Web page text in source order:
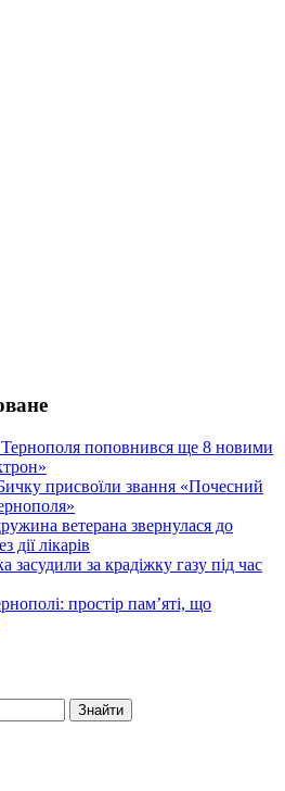
поповнився ще 8 новими
присвоїли звання «Почесний
ветерана звернулася до
дії лікарів
засудили за крадіжку газу під час
простір пам’яті, що
Знайти